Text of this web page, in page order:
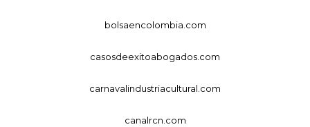
bolsaencolombia.com
casosdeexitoabogados.com
carnavalindustriacultural.com
canalrcn.com